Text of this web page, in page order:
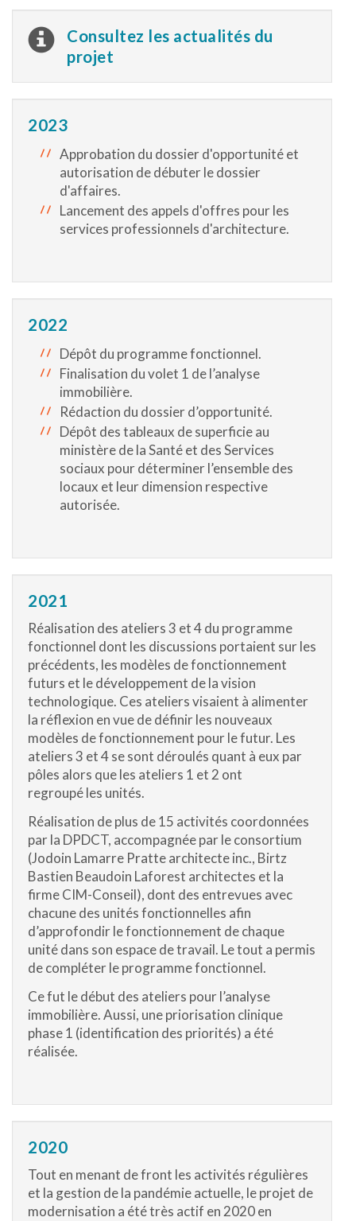
Consultez les actualités du
projet
2023
Approbation du dossier d'opportunité et
autorisation de débuter le dossier
d'affaires.
Lancement des appels d'offres pour les
services professionnels d'architecture.
2022
Dépôt du programme fonctionnel.
Finalisation du volet 1 de l’analyse
immobilière.
Rédaction du dossier d’opportunité.
Dépôt des tableaux de superficie au
ministère de la Santé et des Services
sociaux pour déterminer l’ensemble des
locaux et leur dimension respective
autorisée.
2021
Réalisation des ateliers 3 et 4 du programme
fonctionnel dont les discussions portaient sur les
précédents, les modèles de fonctionnement
futurs et le développement de la vision
technologique. Ces ateliers visaient à alimenter
la réflexion en vue de définir les nouveaux
modèles de fonctionnement pour le futur. Les
ateliers 3 et 4 se sont déroulés quant à eux par
pôles alors que les ateliers 1 et 2 ont
regroupé les unités.
Réalisation de plus de 15 activités coordonnées
par la DPDCT, accompagnée par le consortium
(Jodoin Lamarre Pratte architecte inc., Birtz
Bastien Beaudoin Laforest architectes et la
firme CIM-Conseil), dont des entrevues avec
chacune des unités fonctionnelles afin
d’approfondir le fonctionnement de chaque
unité dans son espace de travail. Le tout a permis
de compléter le programme fonctionnel.
Ce fut le début des ateliers pour l’analyse
immobilière. Aussi, une priorisation clinique
phase 1 (identification des priorités) a été
réalisée.
2020
Tout en menant de front les activités régulières
et la gestion de la pandémie actuelle, le projet de
modernisation a été très actif en 2020 en